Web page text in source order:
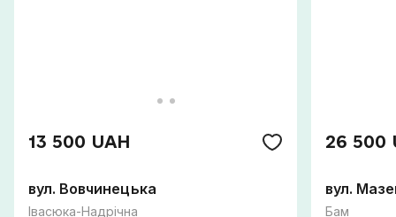
13 500 UAH
вул. Вовчинецька
Івасюка-Надрічна
26 500
вул.
Бам